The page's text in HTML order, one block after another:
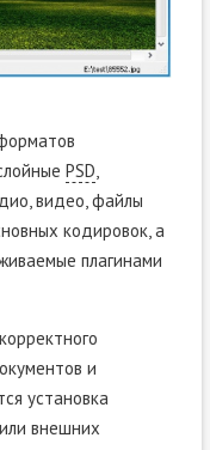
PSD,
видео, файлы
кодировок, а
плагинами
и
установка
или внешних